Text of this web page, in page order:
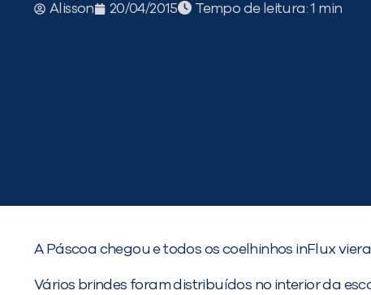
Alisson 20/04/2015 Tempo de leitura:
A Páscoa chegou e todos os coelhinhos inFlux
Vários brindes foram distribuídos no interior da